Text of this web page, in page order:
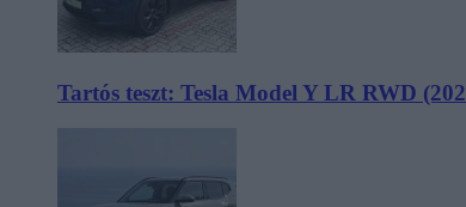
Tartós teszt: Tesla Model Y LR RWD